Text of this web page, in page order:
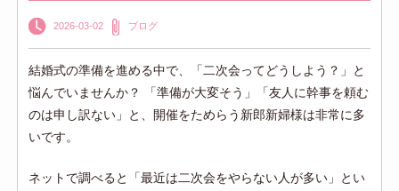
2026-03-02 ブログ
結婚式の準備を進める中で、「二次会ってどうしよう？」と
悩んでいませんか？ 「準備が大変そう」「友人に幹事を頼む
のは申し訳ない」と、開催をためらう新郎新婦様は非常に多
いです。
ネットで調べると「最近は二次会をやらない人が多い」とい